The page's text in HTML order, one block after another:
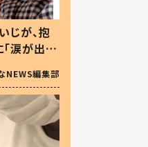
じが、抱
涙が出ま
NEWS編集部